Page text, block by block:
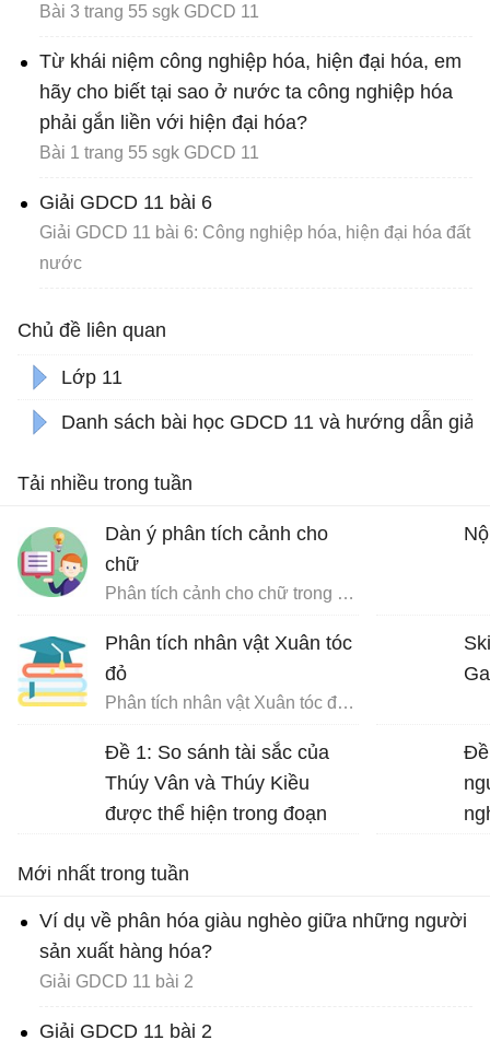
Bài 3 trang 55 sgk GDCD 11
Từ khái niệm công nghiệp hóa, hiện đại hóa, em
hãy cho biết tại sao ở nước ta công nghiệp hóa
phải gắn liền với hiện đại hóa?
Bài 1 trang 55 sgk GDCD 11
Giải GDCD 11 bài 6
Giải GDCD 11 bài 6: Công nghiệp hóa, hiện đại hóa đất
nước
Chủ đề liên quan
Lớp 11
Danh sách bài học GDCD 11 và hướng dẫn giải
Tải nhiều trong tuần
Dàn ý phân tích cảnh cho
chữ
Phân tích cảnh cho chữ trong Chữ người tử tù
Phân tích nhân vật Xuân tóc
đỏ
Phân tích nhân vật Xuân tóc đỏ trong Hạnh phúc của một tang gia
Đề 1: So sánh tài sắc của
Thúy Vân và Thúy Kiều
được thể hiện trong đoạn
nga… đi về mặc ai”.
Đề
Mới nhất trong tuần
Ví dụ về phân hóa giàu nghèo giữa những người
sản xuất hàng hóa?
Giải GDCD 11 bài 2
Giải GDCD 11 bài 2